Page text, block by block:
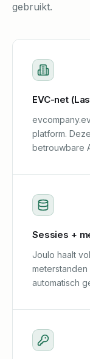
gebruikt.
EVC-net
platform.
betrouwbare
Sessies +
Joulo haalt
automatisch